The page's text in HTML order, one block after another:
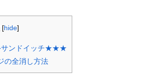
[hide]
サンドイッチ★★★
の全消し方法